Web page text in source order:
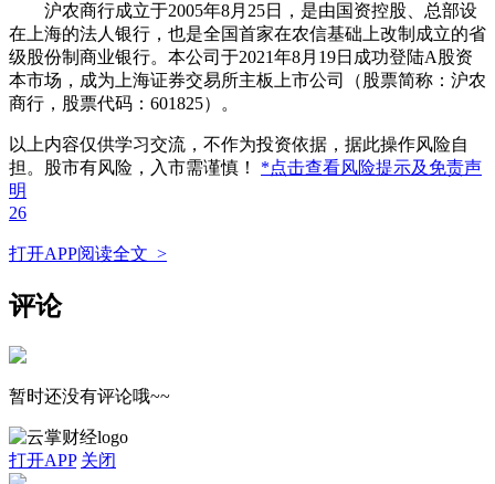
沪农商行成立于2005年8月25日，是由国资控股、总部设
在上海的法人银行，也是全国首家在农信基础上改制成立的省
级股份制商业银行。本公司于2021年8月19日成功登陆A股资
本市场，成为上海证券交易所主板上市公司（股票简称：沪农
商行，股票代码：601825）。
以上内容仅供学习交流，不作为投资依据，据此操作风险自
担。股市有风险，入市需谨慎！ *点击查看风险提示及免责声
明
26
打开APP阅读全文 >
评论
暂时还没有评论哦~~
打开APP 关闭